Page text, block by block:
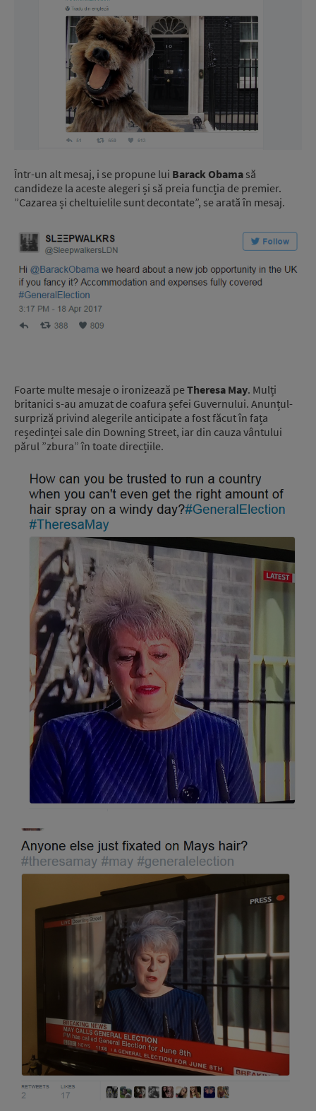
Într-un alt mesaj, i se propune lui Barack Obama să
candideze la aceste alegeri și să preia funcția de premier.
”Cazarea și cheltuielile sunt decontate”, se arată în mesaj.
Foarte multe mesaje o ironizează peTheresa May. Mulți
britanici s-au amuzat de coafura șefei Guvernului. Anunțul-
surpriză privind alegerile anticipate a fost făcut în fața
reședinței sale din Downing Street, iar din cauza vântului
părul ”zbura” în toate direcțiile.